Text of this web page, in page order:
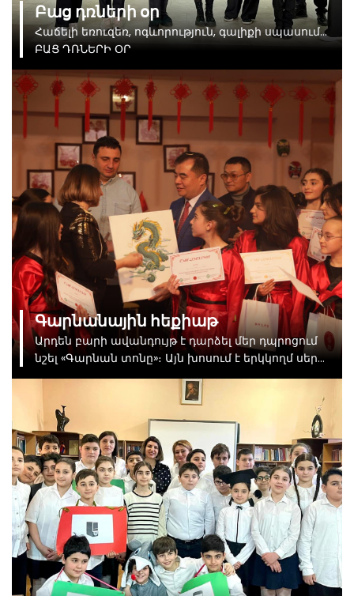
Բաց դռների օր
Հաճելի եռուզեռ, ոգևորություն, գալիքի սպասում…
ԲԱՑ ԴՌՆԵՐԻ ՕՐ
Գարնանային հեքիաթ
Արդեն բարի ավանդույթ է դարձել մեր դպրոցում
նշել «Գարնան տոնը»։ Այն խոսում է երկկողմ սերտ
համագործակցության մասին։ Մեր աշակերտներն
ամեն տարի ներկայանում են յուրովի. այս տարի
չեխովականներն առաջին անգամ ներկայացրին
մուլտֆիլմի հնչյունավորում։ Միջոցառմանը ներկա
էին Հայաստանում Չինաստանի դեսպանի
խորհրդական Չըն Մին, ԲՊՀ Կոնֆուցիուսի
ինստիտուտի հայկական կողմի տնօրեն Գոռ
Սարգսյանը և չինական կողմի տնօրեն Հան
ՄինԾիեն, ինչպես նաև դեսպանատան
ներկայացուցիչներ։